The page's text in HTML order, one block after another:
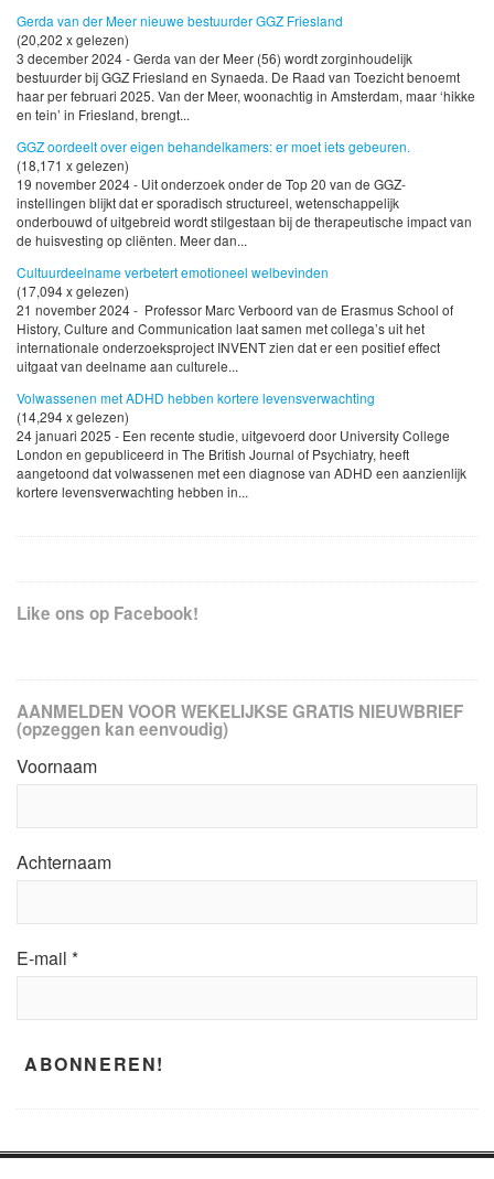
Gerda van der Meer nieuwe bestuurder GGZ Friesland
(20,202 x gelezen)
3 december 2024 - Gerda van der Meer (56) wordt zorginhoudelijk
bestuurder bij GGZ Friesland en Synaeda. De Raad van Toezicht benoemt
haar per februari 2025. Van der Meer, woonachtig in Amsterdam, maar ‘hikke
en tein’ in Friesland, brengt...
GGZ oordeelt over eigen behandelkamers: er moet iets gebeuren.
(18,171 x gelezen)
19 november 2024 - Uit onderzoek onder de Top 20 van de GGZ-
instellingen blijkt dat er sporadisch structureel, wetenschappelijk
onderbouwd of uitgebreid wordt stilgestaan bij de therapeutische impact van
de huisvesting op cliënten. Meer dan...
Cultuurdeelname verbetert emotioneel welbevinden
(17,094 x gelezen)
21 november 2024 - Professor Marc Verboord van de Erasmus School of
History, Culture and Communication laat samen met collega’s uit het
internationale onderzoeksproject INVENT zien dat er een positief effect
uitgaat van deelname aan culturele...
Volwassenen met ADHD hebben kortere levensverwachting
(14,294 x gelezen)
24 januari 2025 - Een recente studie, uitgevoerd door University College
London en gepubliceerd in The British Journal of Psychiatry, heeft
aangetoond dat volwassenen met een diagnose van ADHD een aanzienlijk
kortere levensverwachting hebben in...
Like ons op Facebook!
AANMELDEN VOOR WEKELIJKSE GRATIS NIEUWBRIEF
(opzeggen kan eenvoudig)
Voornaam
Achternaam
E-mail *